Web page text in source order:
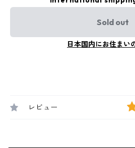
Sold out
日本国内にお住まい
レビュー